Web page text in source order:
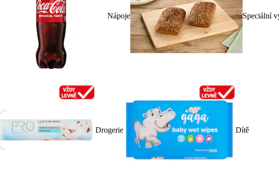
Nápoje Speciální
Drogerie Dítě